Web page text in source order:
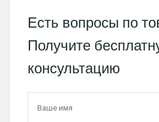
Есть вопросы по
Получите
консультацию